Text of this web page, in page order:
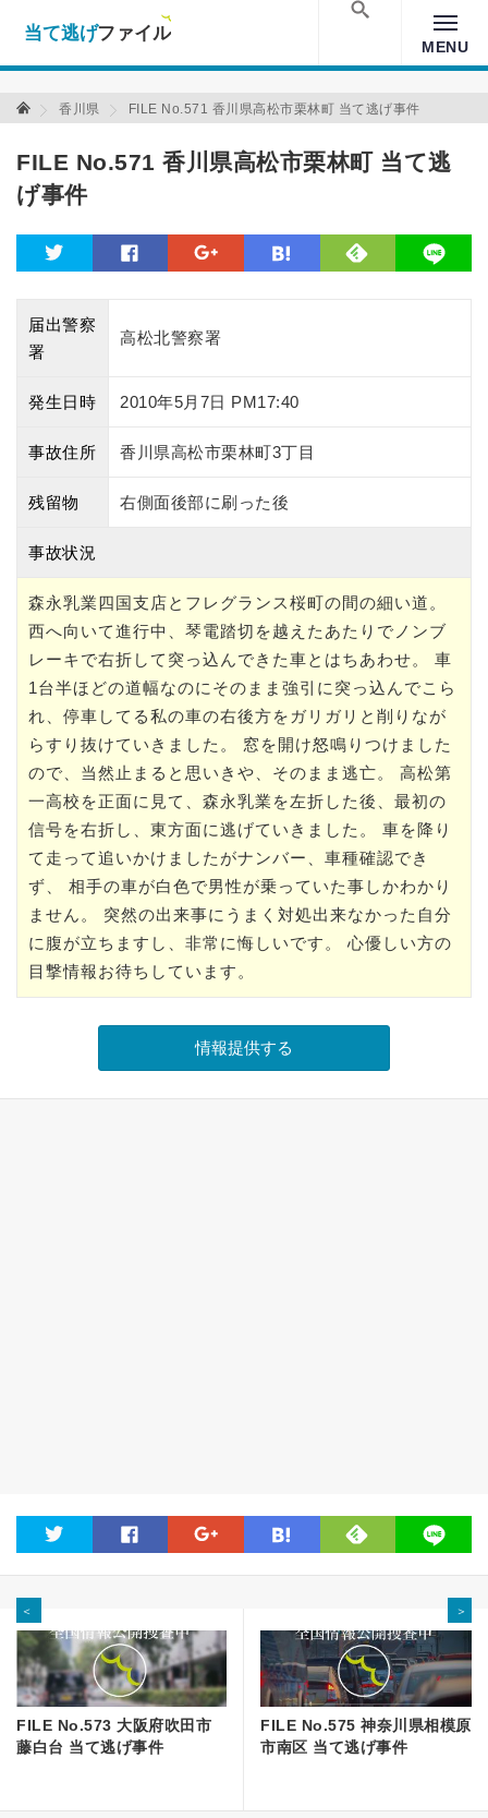
Warning: Undefined array key "amp" in
/home/xs157036/moon-
cross.com/public_html/wp/wp-content/themes/crossmastery-
MENU
当て逃げファイル 当て逃げファイル
香川県 FILE No.571 香川県高松市栗林町 当て逃げ事件
FILE No.571 香川県高松市栗林町 当て逃
げ事件
facebook line
届出警察
署
高松北警察署
発生日時 2010年5月7日 PM17:40
事故住所 香川県高松市栗林町3丁目
残留物 右側面後部に刷った後
事故状況
森永乳業四国支店とフレグランス桜町の間の細い道。
西へ向いて進行中、琴電踏切を越えたあたりでノンブ
レーキで右折して突っ込んできた車とはちあわせ。 車
1台半ほどの道幅なのにそのまま強引に突っ込んでこら
れ、停車してる私の車の右後方をガリガリと削りなが
らすり抜けていきました。 窓を開け怒鳴りつけました
ので、当然止まると思いきや、そのまま逃亡。 高松第
一高校を正面に見て、森永乳業を左折した後、最初の
信号を右折し、東方面に逃げていきました。 車を降り
て走って追いかけましたがナンバー、車種確認でき
ず、 相手の車が白色で男性が乗っていた事しかわかり
ません。 突然の出来事にうまく対処出来なかった自分
に腹が立ちますし、非常に悔しいです。 心優しい方の
目撃情報お待ちしています。
facebook line
＜
FILE No.573 大阪府吹田市
藤白台 当て逃げ事件
＞
FILE No.575 神奈川県相模原
市南区 当て逃げ事件